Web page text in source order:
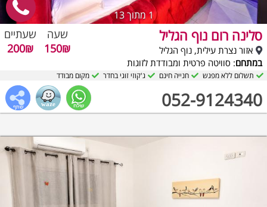
1מתוך 13
סלינה רום נוף הגליל
אזור נצרת עילית, נוף הגליל
במתחם: סוויטה פרטית ומבודדת לזוגות
052-9124340
שעה
150₪
שעתיים
200₪
תשלום ללא מפגש חנייה חינם ג'קוזי זוגי בחדר מקום מבודד